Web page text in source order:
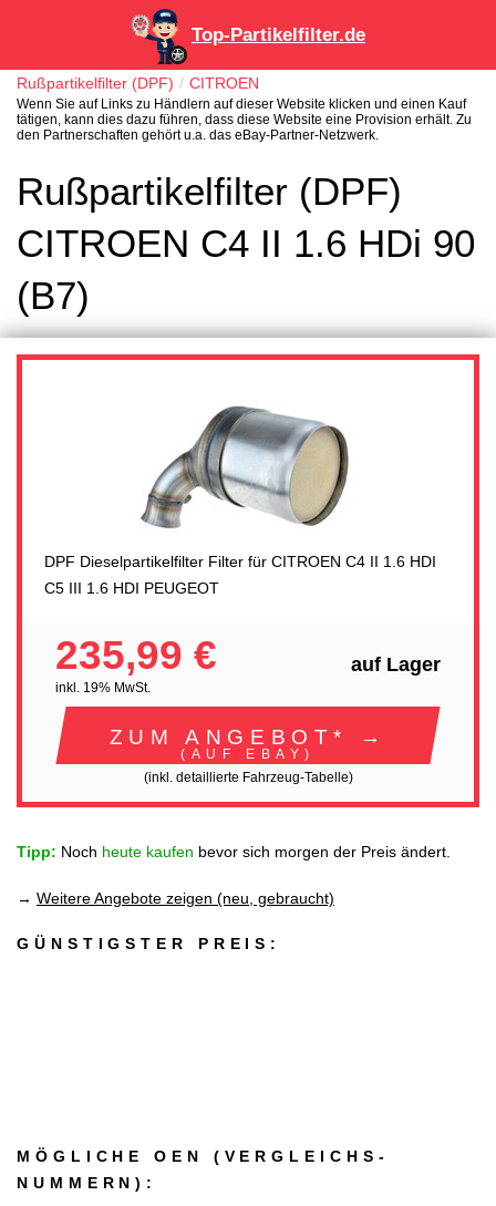
Top-Partikelfilter.de
Rußpartikelfilter (DPF) CITROEN
Wenn Sie auf Links zu Händlern auf dieser Website klicken und einen Kauf
tätigen, kann dies dazu führen, dass diese Website eine Provision erhält. Zu
den Partnerschaften gehört u.a. das eBay-Partner-Netzwerk.
Rußpartikelfilter (DPF)
CITROEN C4 II 1.6 HDi 90
(B7)
DPF Dieselpartikelfilter Filter für CITROEN C4 II 1.6 HDI
C5 III 1.6 HDI PEUGEOT
235,99 €
inkl. 19% MwSt.
auf Lager
ZUM ANGEBOT* →
(AUF EBAY)
(inkl. detaillierte Fahrzeug-Tabelle)
Tipp: Noch heute kaufen bevor sich morgen der Preis ändert.
→ Weitere Angebote zeigen (neu, gebraucht)
GÜNSTIGSTER PREIS:
MÖGLICHE OEN (VERGLEICHS­
NUMMERN):